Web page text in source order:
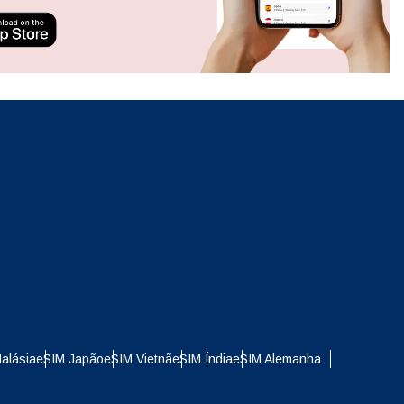
eSIM JapãoeSIM VietnãeSIM ÍndiaeSIM Alemanha